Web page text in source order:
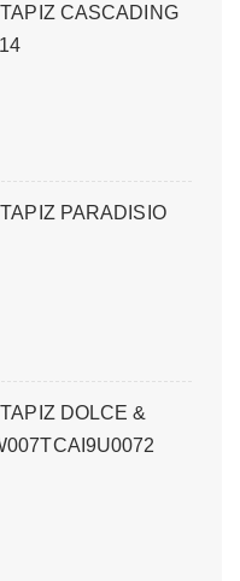
CASCADING
PARADISIO
DOLCE &